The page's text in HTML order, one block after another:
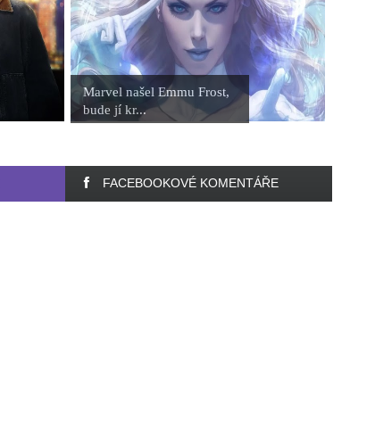
Marvel našel Emmu Frost,
bude jí kr...
FACEBOOKOVÉ KOMENTÁŘE